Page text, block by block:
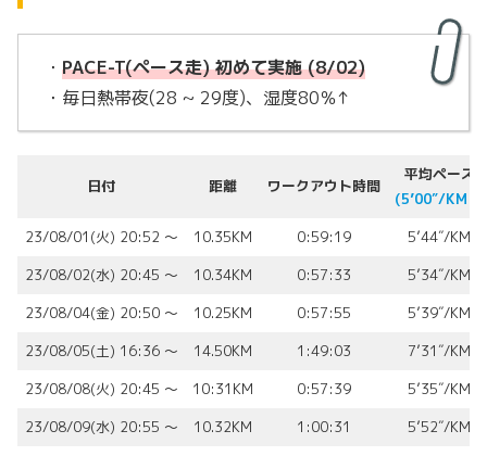
・ PACE-T(ペース走) 初めて実施 (8/02)
・毎日熱帯夜(28 ~ 29度)、湿度80％↑
日付 距離 ワークアウト時間
平均ペース
(5’00″/KM⬇︎)
23/08/01(火) 20:52 〜
10.35KM 0:59:19
5’44″/KM
23/08/02(水) 20:45 〜
10.34KM 0:57:33
5’34″/KM
23/08/04(金) 20:50 〜
10.25KM 0:57:55
5’39″/KM
23/08/05(土) 16:36 〜
14.50KM 1:49:03
7’31″/KM
23/08/08(火) 20:45 〜
10:31KM 0:57:39
5’35″/KM
23/08/09(水) 20:55 〜
10.32KM 1:00:31
5’52″/KM